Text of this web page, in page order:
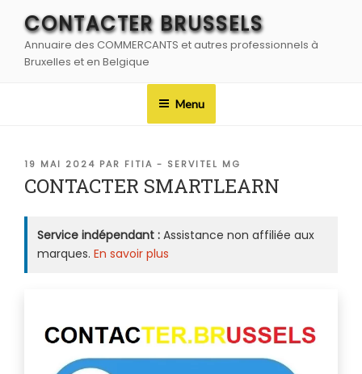
contenu
principal
CONTACTER BRUSSELS
Annuaire des COMMERCANTS et autres professionnels à
Bruxelles et en Belgique
Menu
PUBLIÉ
LE
19 MAI 2024 PAR FITIA - SERVITEL MG
CONTACTER SMARTLEARN
Service indépendant : Assistance non affiliée aux
marques. En savoir plus